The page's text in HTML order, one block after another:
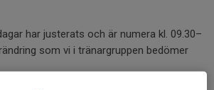
har justerats och är numera kl. 09.30–
som vi i tränargruppen bedömer